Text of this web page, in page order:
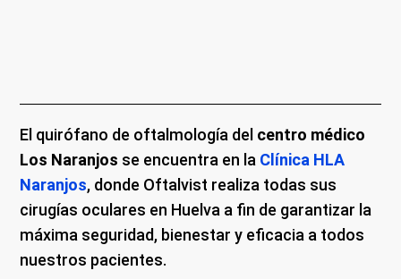
El quirófano de oftalmología del centro médico
Los Naranjos se encuentra en la Clínica HLA
Naranjos, donde Oftalvist realiza todas sus
cirugías oculares en Huelva a fin de garantizar la
máxima seguridad, bienestar y eficacia a todos
nuestros pacientes.